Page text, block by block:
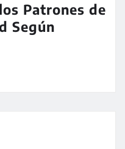
Patrones de
Según